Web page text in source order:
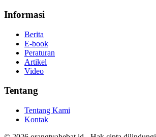
Informasi
Berita
E-book
Peraturan
Artikel
Video
Tentang
Tentang Kami
Kontak